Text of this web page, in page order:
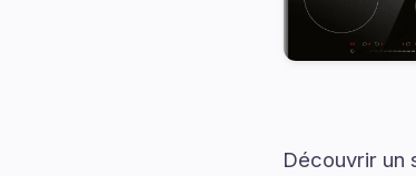
Découvrir un